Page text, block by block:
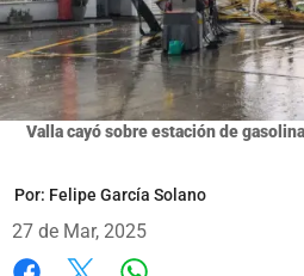
Valla cayó sobre estación de
Por: Felipe García Solano
27 de Mar, 2025